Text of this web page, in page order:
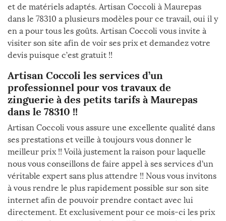
et de matériels adaptés. Artisan Coccoli à Maurepas
dans le 78310 a plusieurs modèles pour ce travail, oui il y
en a pour tous les goûts. Artisan Coccoli vous invite à
visiter son site afin de voir ses prix et demandez votre
devis puisque c’est gratuit !!
Artisan Coccoli les services d’un
professionnel pour vos travaux de
zinguerie à des petits tarifs à Maurepas
dans le 78310 !!
Artisan Coccoli vous assure une excellente qualité dans
ses prestations et veille à toujours vous donner le
meilleur prix !! Voilà justement la raison pour laquelle
nous vous conseillons de faire appel à ses services d’un
véritable expert sans plus attendre !! Nous vous invitons
à vous rendre le plus rapidement possible sur son site
internet afin de pouvoir prendre contact avec lui
directement. Et exclusivement pour ce mois-ci les prix